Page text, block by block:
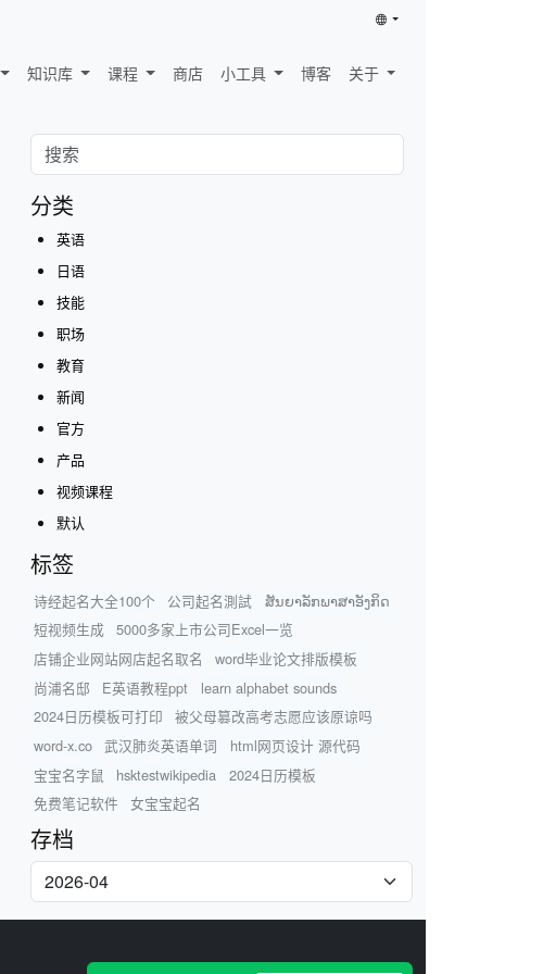
知识库 课程 商店 小工具 博客 关于
分类
英语
日语
技能
职场
教育
新闻
官方
产品
视频课程
默认
标签
诗经起名大全100个 公司起名測試
ສັນຍາລັກພາສາອັງກິດ
短视频生成
5000多家上市公司Excel一览
店铺企业网站网店起名取名
word毕业论文排版模板
尚浦名邸
E英语教程ppt
learn alphabet sounds
2024日历模板可打印
被父母篡改高考志愿应该原谅吗
word-x.co
武汉肺炎英语单词
html网页设计 源代码
宝宝名字鼠
hsktestwikipedia
2024日历模板
免费笔记软件
女宝宝起名
存档